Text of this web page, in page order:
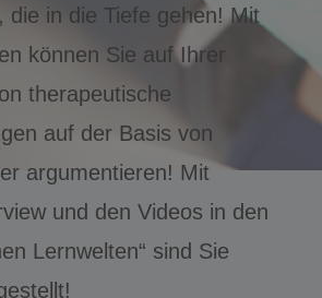
die in die Tiefe gehen! Mit
können Sie auf Ihrer
therapeutische
auf der Basis von
argumentieren! Mit
und den Videos in den
Lernwelten“ sind Sie